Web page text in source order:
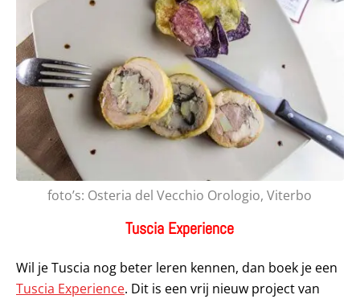
foto’s: Osteria del Vecchio Orologio, Viterbo
Tuscia Experience
Wil je Tuscia nog beter leren kennen, dan boek je een
Tuscia Experience. Dit is een vrij nieuw project van